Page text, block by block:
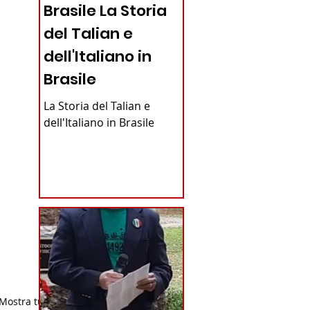
Mostra tutti
Brasile La Storia
del Talian e
dell'Italiano in
Brasile
La Storia del Talian e
dell'Italiano in Brasile